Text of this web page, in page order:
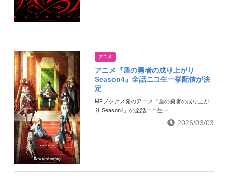
アニメ
アニメ『盾の勇者の成り上がり
Season4』全話ニコ生一挙配信が決
定
MFブックス発のアニメ『盾の勇者の成り上が
り Season4』の全話ニコ生一...
2026/03/03